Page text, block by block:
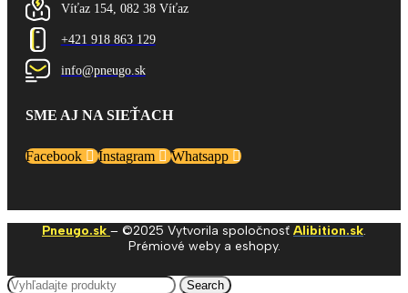
Víťaz 154, 082 38 Víťaz
+421 918 863 129
info@pneugo.sk
SME AJ NA SIEŤACH
Facebook Instagram Whatsapp
Pneugo.sk – ©2025 Vytvorila spoločnosť Alibition.sk.
Prémiové weby a eshopy.
Search